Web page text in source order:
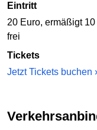
Eintritt
20 Euro, ermäßigt
frei
Tickets
Jetzt Tickets buchen